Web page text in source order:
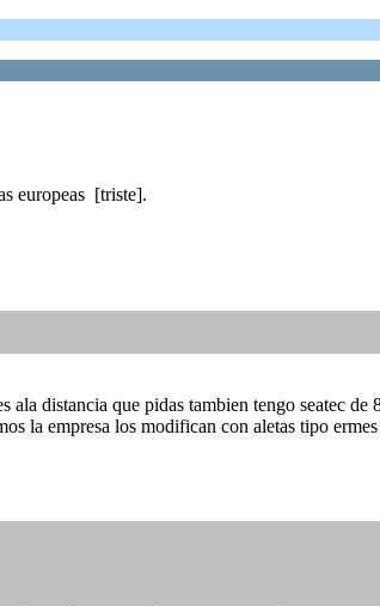
europeas [triste].
distancia que pidas tambien tengo seatec de
la empresa los modifican con aletas tipo